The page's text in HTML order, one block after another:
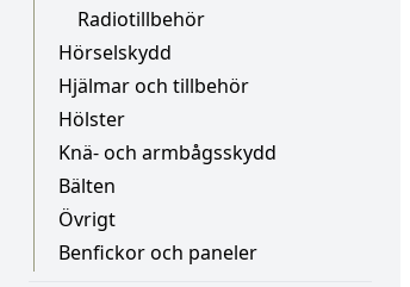
Radiotillbehör
Hörselskydd
Hjälmar och tillbehör
Hölster
Knä- och armbågsskydd
Bälten
Övrigt
Benfickor och paneler